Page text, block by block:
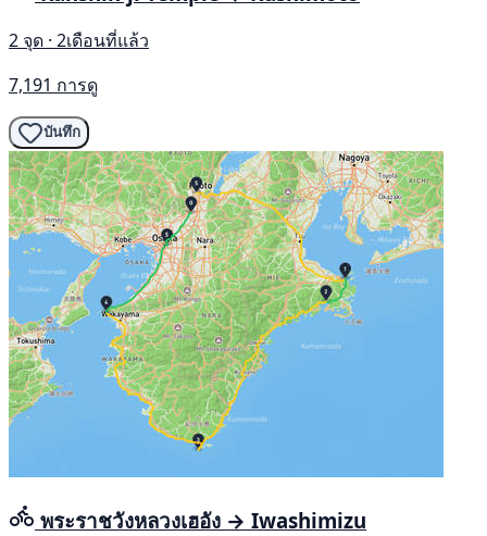
2 จุด · 2เดือนที่แล้ว
7,191 การดู
บันทึก
พระราชวังหลวงเฮอัง → Iwashimizu